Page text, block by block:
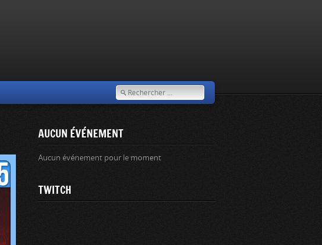
AUCUN ÉVÉNEMENT
Aucun événement pour le moment
TWITCH